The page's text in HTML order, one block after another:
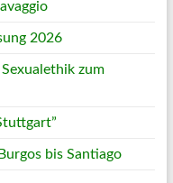
2026
Sexualethik zum
bis Santiago